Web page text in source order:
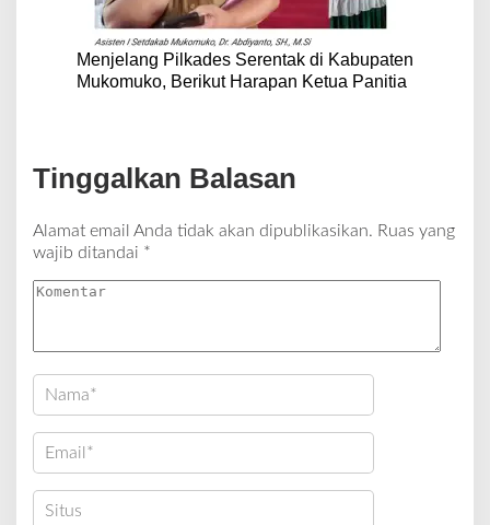
Menjelang Pilkades Serentak di Kabupaten
Mukomuko, Berikut Harapan Ketua Panitia
Tinggalkan Balasan
Alamat email Anda tidak akan dipublikasikan. Ruas yang
wajib ditandai *